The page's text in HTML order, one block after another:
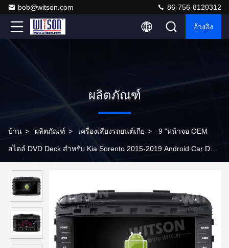
bob@witson.com 86-756-8120312
อ้างอิง
ผลิตภัณฑ์
บ้าน > ผลิตภัณฑ์ > เครื่องเสียงรถยนต์เกีย > 9 "หน้าจอ OEM
สไตล์ DVD Deck สำหรับ Kia Sorento 2015-2019 Android Car DVD